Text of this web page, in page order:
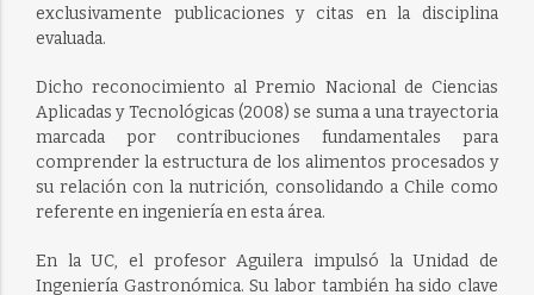
exclusivamente publicaciones y citas en la disciplina
evaluada.
Dicho reconocimiento al Premio Nacional de Ciencias
Aplicadas y Tecnológicas (2008) se suma a una trayectoria
marcada por contribuciones fundamentales para
comprender la estructura de los alimentos procesados y
su relación con la nutrición, consolidando a Chile como
referente en ingeniería en esta área.
En la UC, el profesor Aguilera impulsó la Unidad de
Ingeniería Gastronómica. Su labor también ha sido clave